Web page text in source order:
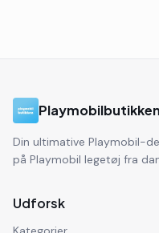
Din ultimative Playmobil-
på Playmobil legetøj fra
Udforsk